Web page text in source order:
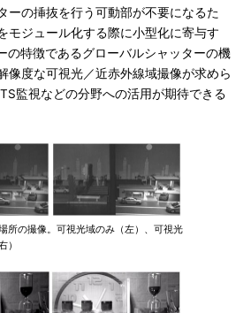
ーの挿抜を行う可動部が不要になるた
モジュール化する際に小型化に寄与す
の特徴であるグローバルシャッターの機
像度な可視光／近赤外線域撮像が求めら
監視などの分野への活用が期待できる
所の撮像。可視光域のみ（左）、可視光
）